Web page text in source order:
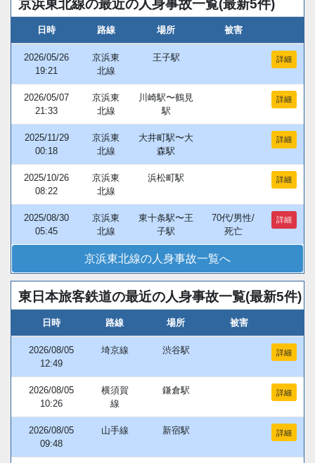
京浜東北線の最近の人身事故一覧(最新5件)
日時 路線 場所 被害
2026/05/26
19:21
京浜東
北線
王子駅 詳細
2026/05/07
21:33
京浜東
北線
川崎駅〜鶴見
駅
詳細
2025/11/29
00:18
京浜東
北線
大井町駅〜大
森駅
詳細
2025/10/26
08:22
京浜東
北線
浜松町駅 詳細
2025/08/30
05:45
京浜東
北線
東十条駅〜王
子駅
70代/男性/
死亡
詳細
京浜東北線の人身事故一覧へ
東日本旅客鉄道の最近の人身事故一覧(最新5件)
日時 路線 場所 被害
2026/08/05
12:49
埼京線 渋谷駅 詳細
2026/08/05
10:26
横須賀
線
鎌倉駅 詳細
2026/08/05
09:48
山手線 新宿駅 詳細